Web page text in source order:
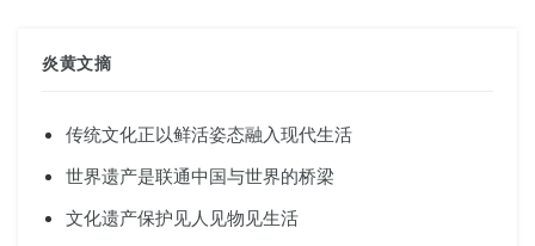
炎黄文摘
传统文化正以鲜活姿态融入现代生活
世界遗产是联通中国与世界的桥梁
文化遗产保护见人见物见生活